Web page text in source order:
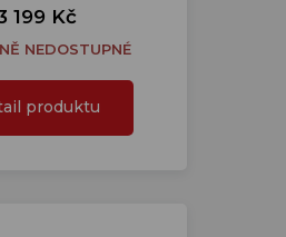
199 Kč
NEDOSTUPNÉ
produktu